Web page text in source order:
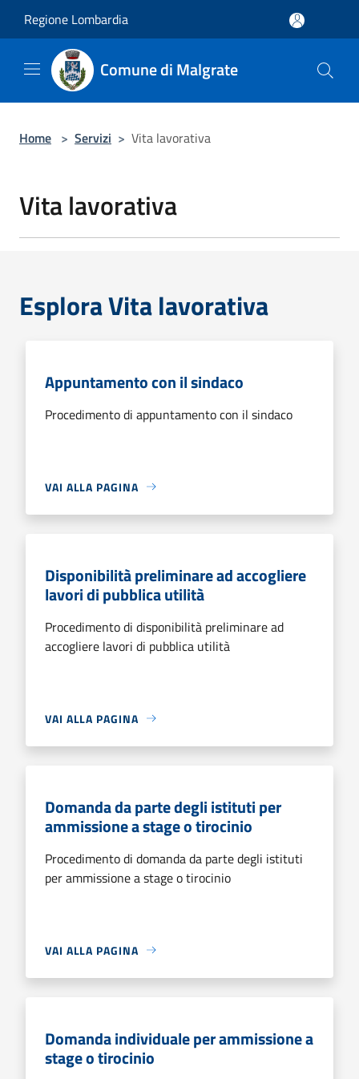
Regione Lombardia
Comune di Malgrate
Home > Servizi > Vita lavorativa
Vita lavorativa
Esplora Vita lavorativa
Appuntamento con il sindaco
Procedimento di appuntamento con il sindaco
VAI ALLA PAGINA
Disponibilità preliminare ad accogliere
lavori di pubblica utilità
Procedimento di disponibilità preliminare ad
accogliere lavori di pubblica utilità
VAI ALLA PAGINA
Domanda da parte degli istituti per
ammissione a stage o tirocinio
Procedimento di domanda da parte degli istituti
per ammissione a stage o tirocinio
VAI ALLA PAGINA
Domanda individuale per ammissione a
stage o tirocinio